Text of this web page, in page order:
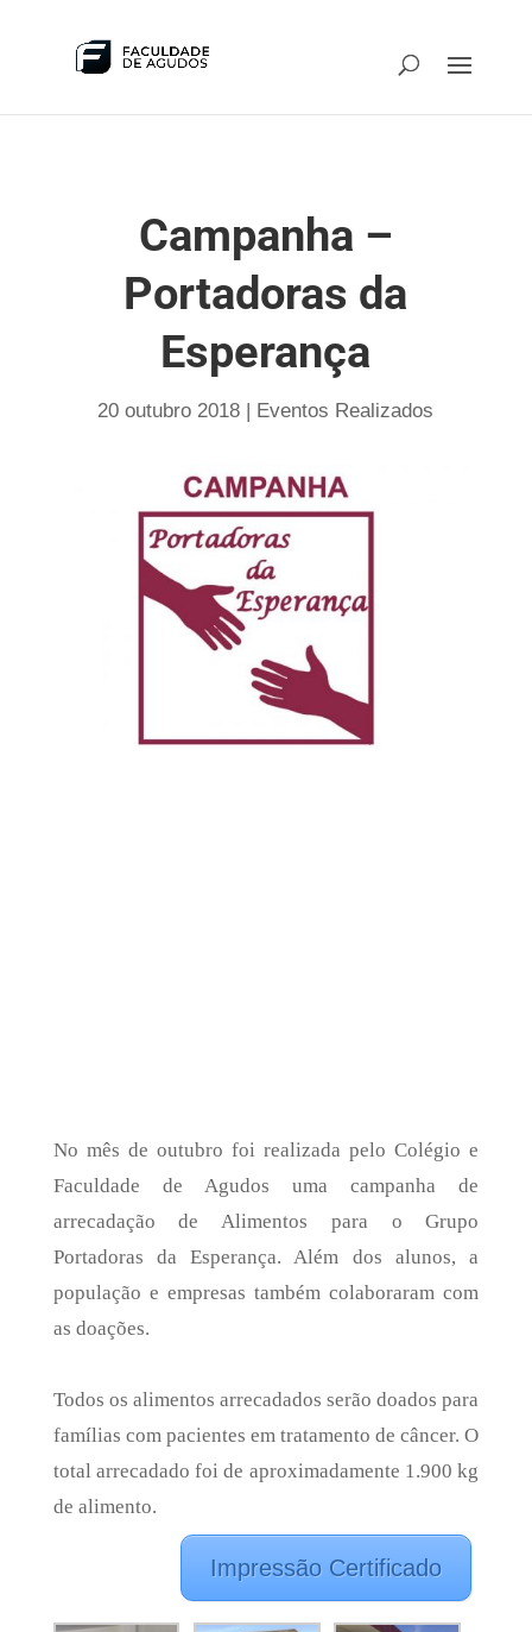
Campanha –
Portadoras da
Esperança
20 outubro 2018 | Eventos Realizados
No mês de outubro foi realizada pelo Colégio e
Faculdade de Agudos uma campanha de
arrecadação de Alimentos para o Grupo
Portadoras da Esperança. Além dos alunos, a
população e empresas também colaboraram com
as doações.
Todos os alimentos arrecadados serão doados para
famílias com pacientes em tratamento de câncer. O
total arrecadado foi de aproximadamente 1.900 kg
de alimento.
Impressão Certificado